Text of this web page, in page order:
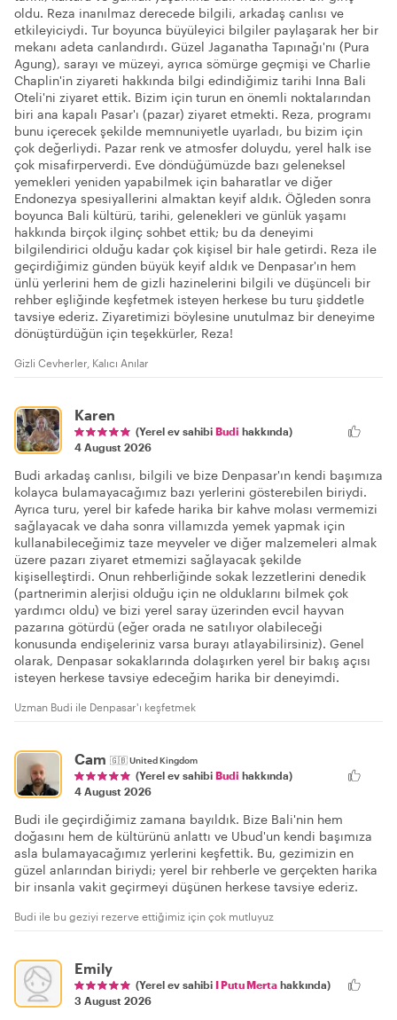
oldu. Reza inanılmaz derecede bilgili, arkadaş canlısı ve
etkileyiciydi. Tur boyunca büyüleyici bilgiler paylaşarak her bir
mekanı adeta canlandırdı. Güzel Jaganatha Tapınağı'nı (Pura
Agung), sarayı ve müzeyi, ayrıca sömürge geçmişi ve Charlie
Chaplin'in ziyareti hakkında bilgi edindiğimiz tarihi Inna Bali
Oteli'ni ziyaret ettik. Bizim için turun en önemli noktalarından
biri ana kapalı Pasar'ı (pazar) ziyaret etmekti. Reza, programı
bunu içerecek şekilde memnuniyetle uyarladı, bu bizim için
çok değerliydi. Pazar renk ve atmosfer doluydu, yerel halk ise
çok misafirperverdi. Eve döndüğümüzde bazı geleneksel
yemekleri yeniden yapabilmek için baharatlar ve diğer
Endonezya spesiyallerini almaktan keyif aldık. Öğleden sonra
boyunca Bali kültürü, tarihi, gelenekleri ve günlük yaşamı
hakkında birçok ilginç sohbet ettik; bu da deneyimi
bilgilendirici olduğu kadar çok kişisel bir hale getirdi. Reza ile
geçirdiğimiz günden büyük keyif aldık ve Denpasar'ın hem
ünlü yerlerini hem de gizli hazinelerini bilgili ve düşünceli bir
rehber eşliğinde keşfetmek isteyen herkese bu turu şiddetle
tavsiye ederiz. Ziyaretimizi böylesine unutulmaz bir deneyime
dönüştürdüğün için teşekkürler, Reza!
Gizli Cevherler, Kalıcı Anılar
Karen
(Yerel ev sahibi Budi hakkında)
4 August 2026
Budi arkadaş canlısı, bilgili ve bize Denpasar'ın kendi başımıza
kolayca bulamayacağımız bazı yerlerini gösterebilen biriydi.
Ayrıca turu, yerel bir kafede harika bir kahve molası vermemizi
sağlayacak ve daha sonra villamızda yemek yapmak için
kullanabileceğimiz taze meyveler ve diğer malzemeleri almak
üzere pazarı ziyaret etmemizi sağlayacak şekilde
kişiselleştirdi. Onun rehberliğinde sokak lezzetlerini denedik
(partnerimin alerjisi olduğu için ne olduklarını bilmek çok
yardımcı oldu) ve bizi yerel saray üzerinden evcil hayvan
pazarına götürdü (eğer orada ne satılıyor olabileceği
konusunda endişeleriniz varsa burayı atlayabilirsiniz). Genel
olarak, Denpasar sokaklarında dolaşırken yerel bir bakış açısı
isteyen herkese tavsiye edeceğim harika bir deneyimdi.
Uzman Budi ile Denpasar'ı keşfetmek
Cam 🇬🇧United Kingdom
(Yerel ev sahibi Budi hakkında)
4 August 2026
Budi ile geçirdiğimiz zamana bayıldık. Bize Bali'nin hem
doğasını hem de kültürünü anlattı ve Ubud'un kendi başımıza
asla bulamayacağımız yerlerini keşfettik. Bu, gezimizin en
güzel anlarından biriydi; yerel bir rehberle ve gerçekten harika
bir insanla vakit geçirmeyi düşünen herkese tavsiye ederiz.
Budi ile bu geziyi rezerve ettiğimiz için çok mutluyuz
Emily
(Yerel ev sahibi I Putu Merta hakkında)
3 August 2026